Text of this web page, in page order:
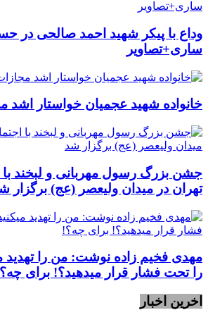
وداع با پیکر شهید احمد صالحی‌ در
ساری+تصاویر
خانواده شهید عجمیان خواستار اشد
جشن بزرگ رسول مهربانی و لبخند با
تهران در میدان ولیعصر (عج) برگزار
مهدی فخیم زاده نوشت: من را تهدید
را‌ تحت فشار قرار میدهید؟! برای
اخرین اخبار